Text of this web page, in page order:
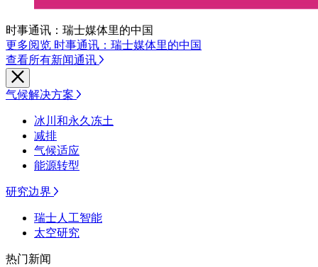
时事通讯：瑞士媒体里的中国
更多阅览 时事通讯：瑞士媒体里的中国
查看所有新闻通讯
气候解决方案
冰川和永久冻土
减排
气候适应
能源转型
研究边界
瑞士人工智能
太空研究
热门新闻